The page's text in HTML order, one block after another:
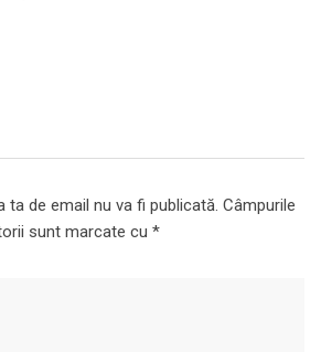
ta de email nu va fi publicată. Câmpurile
sunt marcate cu *